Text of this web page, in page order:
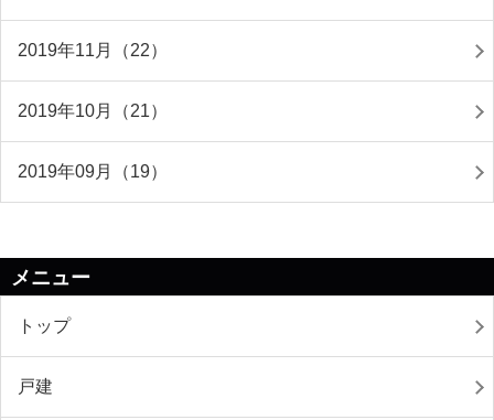
2019年11月（22）
2019年10月（21）
2019年09月（19）
メニュー
トップ
戸建